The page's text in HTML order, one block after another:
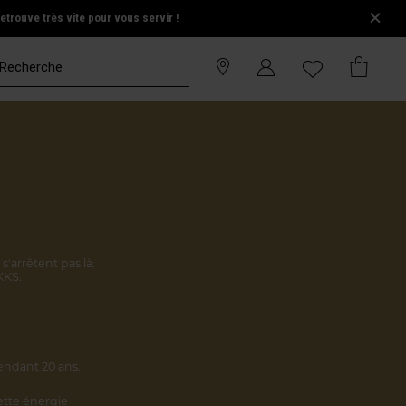
très vite pour vous servir !
pas là.
20 ans.
énergie